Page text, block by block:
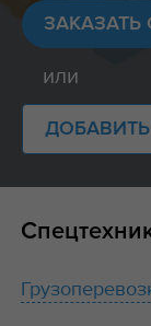
ЗАКАЗАТЬ
или